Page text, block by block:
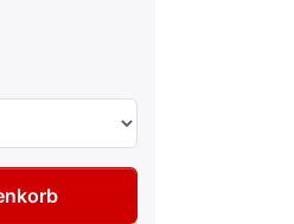
BG28P Tahitian Green met